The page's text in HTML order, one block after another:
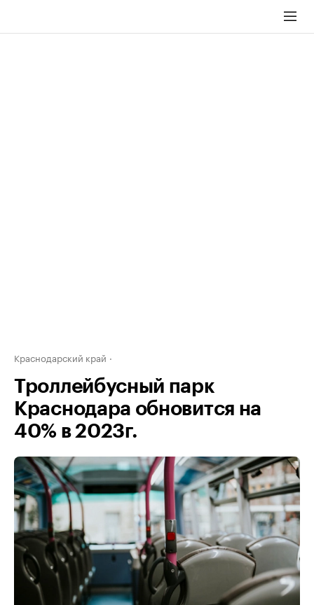
Краснодарский край
Троллейбусный парк
Краснодара обновится на
40% в 2023г.